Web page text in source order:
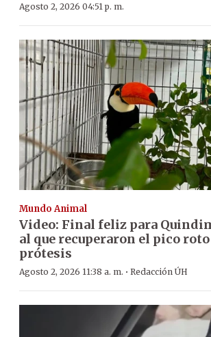
Agosto 2, 2026 04:51 p. m.
Mundo Animal
Video: Final feliz para
al que recuperaron el pico
prótesis
Agosto 2, 2026 11:38 a. m. · Redacción ÚH